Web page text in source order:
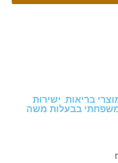
בריאות. ישירות
בבעלות משה